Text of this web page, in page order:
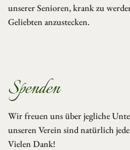
unserer Senioren, krank zu
Geliebten anzustecken.
Spenden
Wir freuen uns über jegliche
unseren Verein sind natürlich
Vielen Dank!